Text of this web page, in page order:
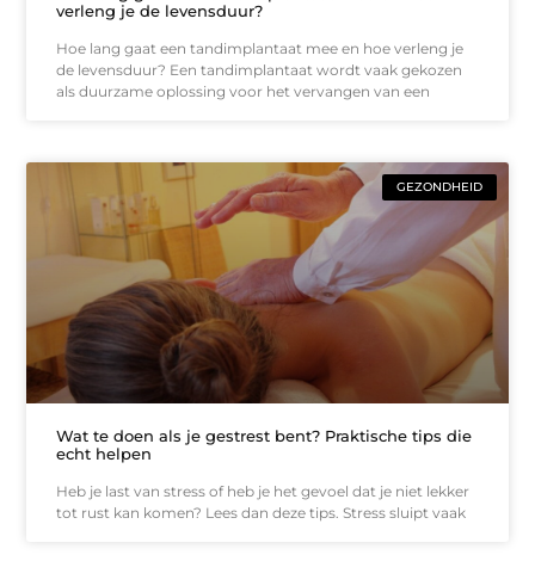
verleng je de levensduur?
Hoe lang gaat een tandimplantaat mee en hoe verleng je
de levensduur? Een tandimplantaat wordt vaak gekozen
als duurzame oplossing voor het vervangen van een
GEZONDHEID
Wat te doen als je gestrest bent? Praktische tips die
echt helpen
Heb je last van stress of heb je het gevoel dat je niet lekker
tot rust kan komen? Lees dan deze tips. Stress sluipt vaak